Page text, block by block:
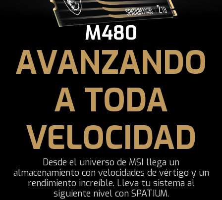
M480
AVANZANDO
A TODA
VELOCIDAD
Desde el universo de MSI llega un
almacenamiento con velocidades de vértigo y un
rendimiento increíble. Lleva tu sistema al
siguiente nivel con SPATIUM.